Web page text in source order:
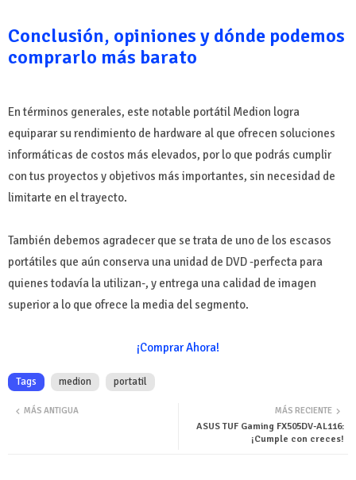
Conclusión, opiniones y dónde podemos
comprarlo más barato
En términos generales, este notable portátil Medion logra
equiparar su rendimiento de hardware al que ofrecen soluciones
informáticas de costos más elevados, por lo que podrás cumplir
con tus proyectos y objetivos más importantes, sin necesidad de
limitarte en el trayecto.
También debemos agradecer que se trata de uno de los escasos
portátiles que aún conserva una unidad de DVD -perfecta para
quienes todavía la utilizan-, y entrega una calidad de imagen
superior a lo que ofrece la media del segmento.
¡Comprar Ahora!
Tags medion portatil
MÁS RECIENTE
ASUS TUF Gaming FX505DV-AL116:
¡Cumple con creces!
MÁS ANTIGUA